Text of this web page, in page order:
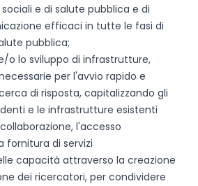
e di salute pubblica e di
efficaci in tutte le fasi di
pubblica;
o lo sviluppo di infrastrutture,
per l'avvio rapido e
di risposta, capitalizzando gli
e le infrastrutture esistenti
l'accesso
fornitura di servizi
capacità attraverso la creazione
dei ricercatori, per condividere